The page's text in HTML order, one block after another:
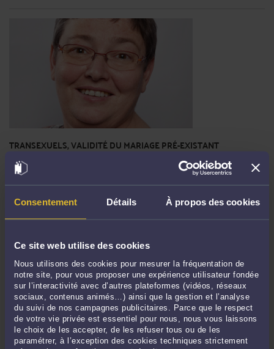
Consentement Détails À propos des cookies
Ce site web utilise des cookies
Nous utilisons des cookies pour mesurer la fréquentation de
notre site, pour vous proposer une expérience utilisateur fondée
sur l’interactivité avec d’autres plateformes (vidéos, réseaux
sociaux, contenus animés…) ainsi que la gestion et l’analyse
du suivi de nos campagnes publicitaires. Parce que le respect
de votre vie privée est essentiel pour nous, nous vous laissons
le choix de les accepter, de les refuser tous ou de les
paramétrer, à l’exception des cookies techniques strictement
TRANSEXUELS, VALIDITÉ DU MARIAGE PRÉ-EXISTANT
ParBrigitte BOGUCKI
AUTORITÉ PARENTALE EN MILIEU SCOLAIRE